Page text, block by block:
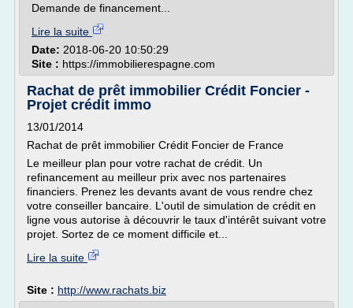
Demande de financement...
Lire la suite
Date: 2018-06-20 10:50:29
Site : https://immobilierespagne.com
Rachat de prêt immobilier Crédit Foncier -
Projet crédit immo
13/01/2014
Rachat de prêt immobilier Crédit Foncier de France
Le meilleur plan pour votre rachat de crédit. Un
refinancement au meilleur prix avec nos partenaires
financiers. Prenez les devants avant de vous rendre chez
votre conseiller bancaire. L'outil de simulation de crédit en
ligne vous autorise à découvrir le taux d'intérêt suivant votre
projet. Sortez de ce moment difficile et...
Lire la suite
Site : http://www.rachats.biz